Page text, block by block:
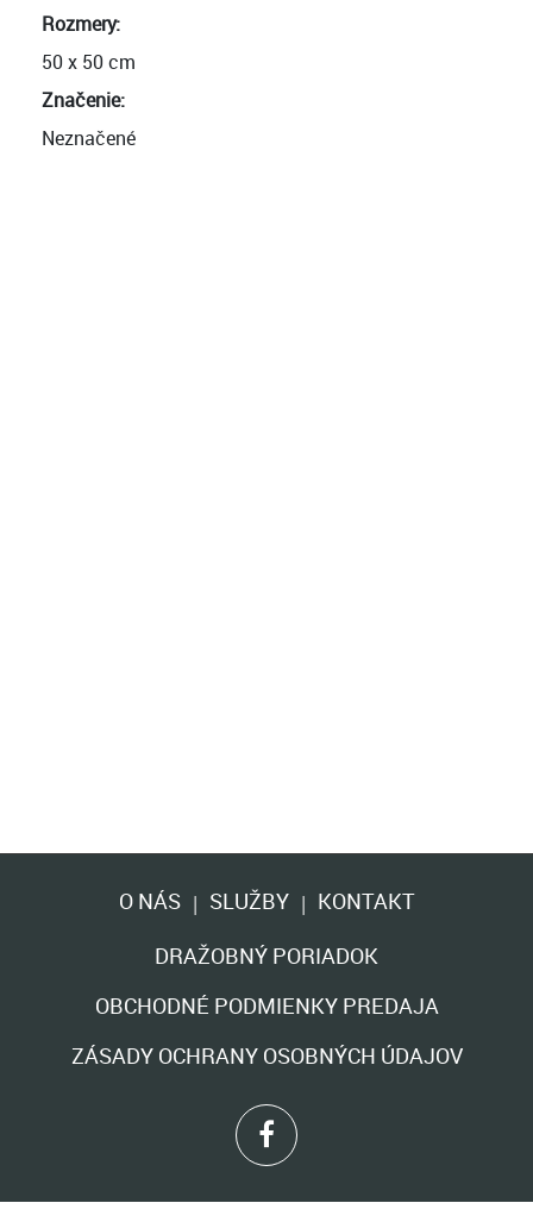
Rozmery:
50 x 50 cm
Značenie:
Neznačené
O NÁS | SLUŽBY | KONTAKT
DRAŽOBNÝ PORIADOK
OBCHODNÉ PODMIENKY PREDAJA
ZÁSADY OCHRANY OSOBNÝCH ÚDAJOV